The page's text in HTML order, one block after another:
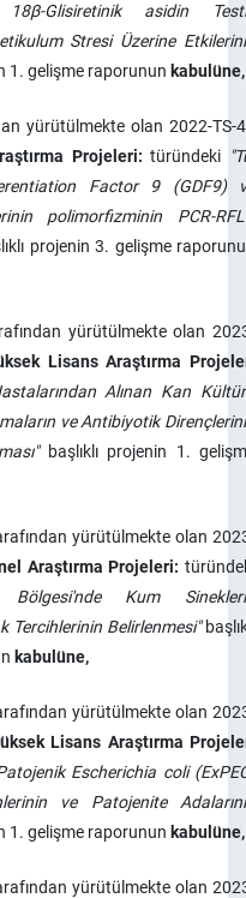
Glisiretinik asidin
Stresi Üzerine
1. gelişme raporunun kabulüne,
yürütülmekte olan 2022-TS-
Projeleri: türündeki
Factor 9 (GDF9)
polimorfizminin PCR-
projenin 3. gelişme
yürütülmekte olan
Lisans Araştırma
Alınan Kan
ve Antibiyotik
başlıklı projenin 1.
yürütülmekte olan
Araştırma Projeleri:
Kum
Tercihlerinin Belirlenmesi"
kabulüne,
yürütülmekte olan
Lisans Araştırma
Escherichia coli
ve Patojenite
1. gelişme raporunun kabulüne,
yürütülmekte olan